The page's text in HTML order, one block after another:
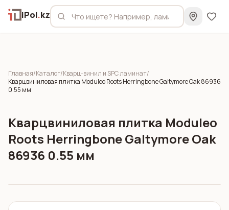
iPol.kz
Главная/Каталог/Кварц-винил и SPC ламинат/
Кварцвиниловая плитка Moduleo Roots Herringbone Galtymore Oak 86936
0.55 мм
Кварцвиниловая плитка Moduleo
Roots Herringbone Galtymore Oak
86936 0.55 мм